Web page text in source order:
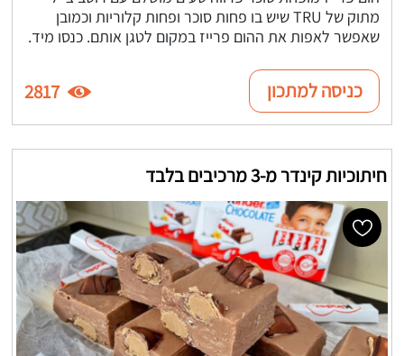
מתוק של TRU שיש בו פחות סוכר ופחות קלוריות וכמובן
שאפשר לאפות את ההום פרייז במקום לטגן אותם. כנסו מיד.
כניסה למתכון 2817
חיתוכיות קינדר מ-3 מרכיבים בלבד